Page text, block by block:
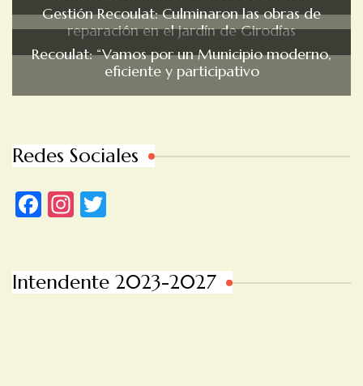
Gestión Recoulat: Culminaron las obras de
reparación en el jardín de Girodías
Recoulat: “Vamos por un Municipio moderno,
eficiente y participativo
Redes Sociales
Facebook
Instagram
Intendente 2023-2027